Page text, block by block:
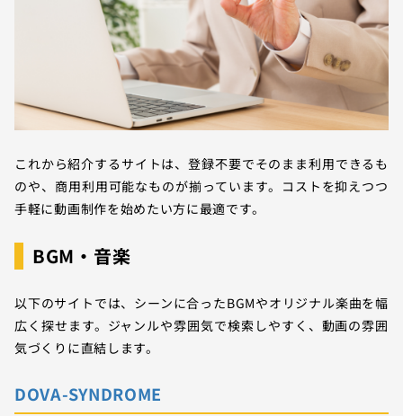
これから紹介するサイトは、登録不要でそのまま利用できるも
のや、商用利用可能なものが揃っています。コストを抑えつつ
手軽に動画制作を始めたい方に最適です。
BGM・音楽
以下のサイトでは、シーンに合ったBGMやオリジナル楽曲を幅
広く探せます。ジャンルや雰囲気で検索しやすく、動画の雰囲
気づくりに直結します。
DOVA-SYNDROME